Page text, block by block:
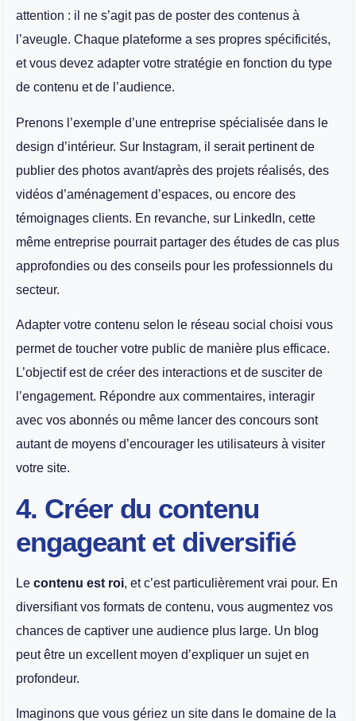
attention : il ne s’agit pas de poster des contenus à
l’aveugle. Chaque plateforme a ses propres spécificités,
et vous devez adapter votre stratégie en fonction du type
de contenu et de l’audience.
Prenons l’exemple d’une entreprise spécialisée dans le
design d’intérieur. Sur Instagram, il serait pertinent de
publier des photos avant/après des projets réalisés, des
vidéos d’aménagement d’espaces, ou encore des
témoignages clients. En revanche, sur LinkedIn, cette
même entreprise pourrait partager des études de cas plus
approfondies ou des conseils pour les professionnels du
secteur.
Adapter votre contenu selon le réseau social choisi vous
permet de toucher votre public de manière plus efficace.
L’objectif est de créer des interactions et de susciter de
l’engagement. Répondre aux commentaires, interagir
avec vos abonnés ou même lancer des concours sont
autant de moyens d’encourager les utilisateurs à visiter
votre site​.
4. Créer du contenu
engageant et diversifié
Le contenu est roi, et c’est particulièrement vrai pour. En
diversifiant vos formats de contenu, vous augmentez vos
chances de captiver une audience plus large. Un blog
peut être un excellent moyen d’expliquer un sujet en
profondeur.
Imaginons que vous gériez un site dans le domaine de la